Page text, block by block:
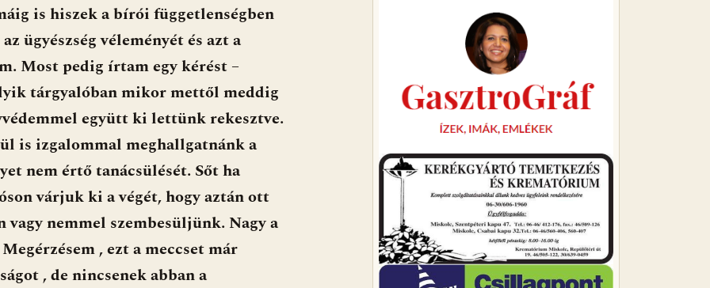
is hiszek a bírói függetlenségben
ügyészség véleményét és azt a
Most pedig írtam egy kérést –
tárgyalóban mikor mettől meddig
együtt ki lettünk rekesztve.
is izgalommal meghallgatnánk a
nem értő tanácsülését. Sőt ha
várjuk ki a végét, hogy aztán ott
vagy nemmel szembesüljünk. Nagy a
, ezt a meccset már
, de nincsenek abban a